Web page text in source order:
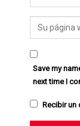
Save my
next time I
Recibir un